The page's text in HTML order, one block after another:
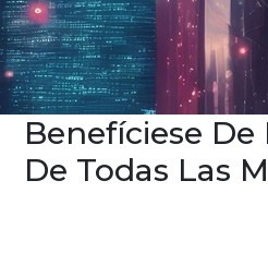
Benefíciese De
De Todas Las